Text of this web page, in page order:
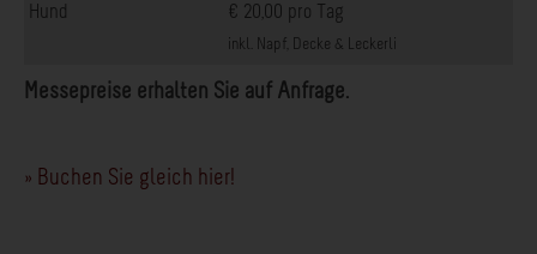
Hund € 20,00 pro Tag
inkl. Napf, Decke & Leckerli
Messepreise erhalten Sie auf Anfrage.
» Buchen Sie gleich hier!